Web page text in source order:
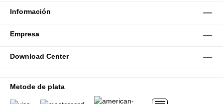
Información
Empresa
Download Center
Metode de plata